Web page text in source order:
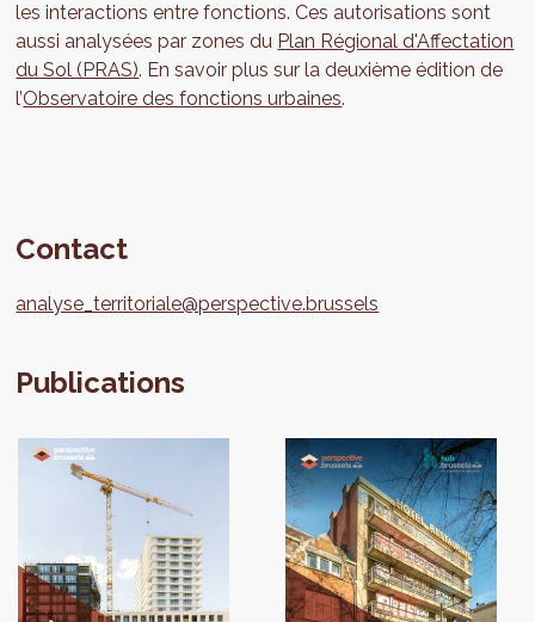
les interactions entre fonctions. Ces autorisations sont
aussi analysées par zones du Plan Régional d'Affectation
du Sol (PRAS). En savoir plus sur la deuxième édition de
l’Observatoire des fonctions urbaines.
Contact
analyse_territoriale@perspective.brussels
Publications